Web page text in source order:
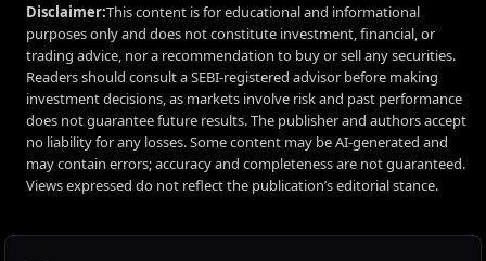
Disclaimer:This content is for educational and informational
purposes only and does not constitute investment, financial, or
trading advice, nor a recommendation to buy or sell any securities.
Readers should consult a SEBI-registered advisor before making
investment decisions, as markets involve risk and past performance
does not guarantee future results. The publisher and authors accept
no liability for any losses. Some content may be AI-generated and
may contain errors; accuracy and completeness are not guaranteed.
Views expressed do not reflect the publication’s editorial stance.